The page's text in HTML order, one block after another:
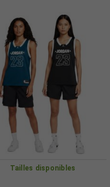
Tailles disponibles